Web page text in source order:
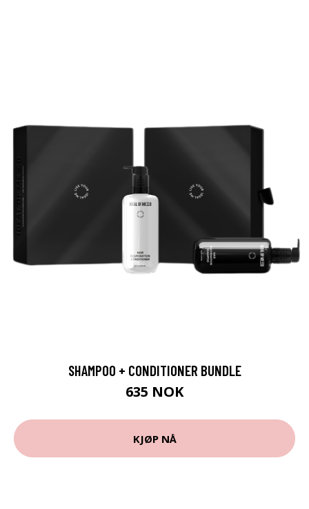
SHAMPOO + CONDITIONER BUNDLE
635 NOK
KJØP NÅ